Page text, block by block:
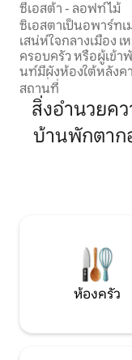
ซีเอสต้า - ลอฟท์ไม้
ซิเอสตาเป็นอพาร์ท
เสน่ห์ใจกลางเมือง
ครอบครัว หรือผู้เข้าพักเพื่อ
นท์มีผังห้องใต้หลังค
ครัวที่มีอุปกรณ์ครบค
อาหารที่อบอุ่น ห้อ
ห้อง ตู้เสื้อผ้า และห้อ
จะเพลิดเพลินกับกา
ในขณะเดียวกันก็อยู่
ค้า ร้านอาหาร และ
สถานที่
สิ่งอำนวยค
บ้านพักตาก
ห้องครัว